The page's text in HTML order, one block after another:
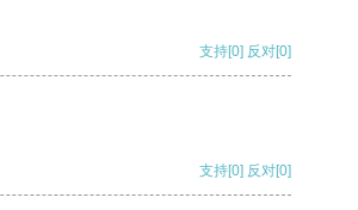
支持[0] 反对[0]
支持[0] 反对[0]